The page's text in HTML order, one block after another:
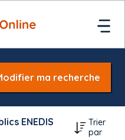
ma recherche
ENEDIS
Trier
par